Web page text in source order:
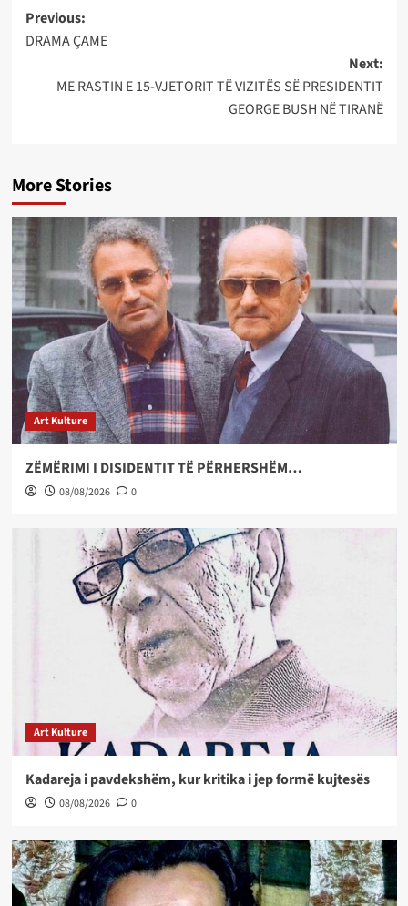
Post
navigation
Previous:
DRAMA ÇAME
Next:
ME RASTIN E 15-VJETORIT TË VIZITËS SË PRESIDENTIT
GEORGE BUSH NË TIRANË
More Stories
Art Kulture
ZËMËRIMI I DISIDENTIT TË PËRHERSHËM…
08/08/2026 0
Art Kulture
Kadareja i pavdekshëm, kur kritika i jep formë kujtesës
08/08/2026 0